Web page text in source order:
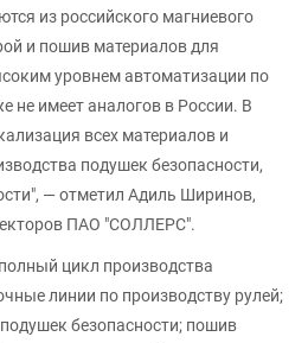
из российского магниевого
и пошив материалов для
уровнем автоматизации по
не имеет аналогов в России. В
всех материалов и
подушек безопасности,
— отметил Адиль Ширинов,
ПАО "СОЛЛЕРС".
цикл производства
линии по производству рулей;
безопасности; пошив